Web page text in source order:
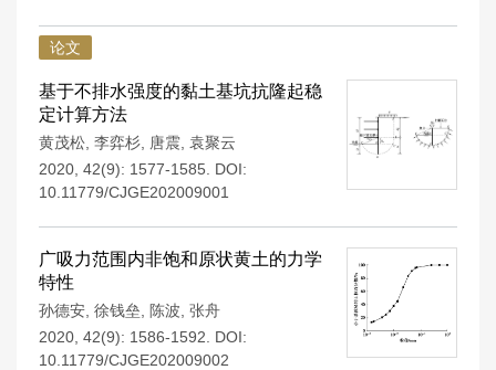
论文
基于不排水强度的黏土基坑抗隆起稳
定计算方法
黄茂松 李弈杉 唐震 袁聚云
2020, 42(9): 1577-1585.
DOI:
10.11779/CJGE202009001
广吸力范围内非饱和原状黄土的力学
特性
孙德安 徐钱垒 陈波 张舟
2020, 42(9): 1586-1592.
DOI:
10.11779/CJGE202009002